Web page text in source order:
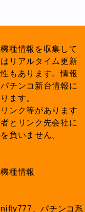
種情報を収集して
リアルタイム更新
もあります。情報
チンコ新台情報に
ます。
ンク等があります
とリンク先会社に
負いません。
種情報
、パチンコ系